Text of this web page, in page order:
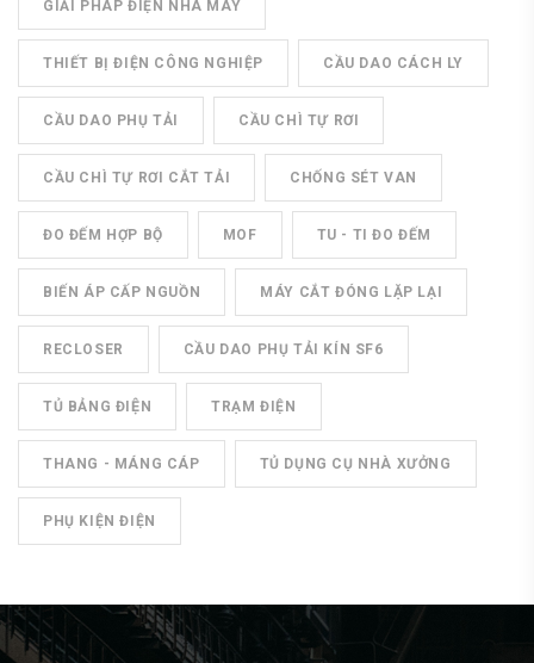
GIẢI PHÁP ĐIỆN NHÀ MÁY
THIẾT BỊ ĐIỆN CÔNG NGHIỆP CẦU DAO CÁCH LY
CẦU DAO PHỤ TẢI CẦU CHÌ TỰ RƠI
CẦU CHÌ TỰ RƠI CẮT TẢI CHỐNG SÉT VAN
ĐO ĐẾM HỢP BỘ MOF TU - TI ĐO ĐẾM
BIẾN ÁP CẤP NGUỒN MÁY CẮT ĐÓNG LẶP LẠI
RECLOSER CẦU DAO PHỤ TẢI KÍN SF6
TỦ BẢNG ĐIỆN TRẠM ĐIỆN
THANG - MÁNG CÁP TỦ DỤNG CỤ NHÀ XƯỞNG
PHỤ KIỆN ĐIỆN